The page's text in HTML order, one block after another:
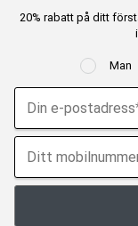
20% rabatt på ditt
Man